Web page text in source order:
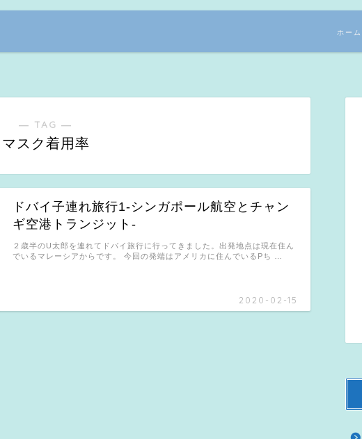
ホーム
― TAG ―
マスク着用率
ドバイ子連れ旅行1-シンガポール航空とチャン
ギ空港トランジット-
2020-02-15
２歳半のU太郎を連れてドバイ旅行に行ってきました。出発地点は現在住ん
でいるマレーシアからです。 今回の発端はアメリカに住んでいるPち …